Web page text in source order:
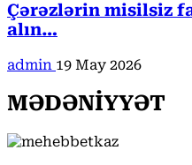
Çərəzlərin misilsiz
alın…
admin 19 May 2026
MƏDƏNİYYƏT